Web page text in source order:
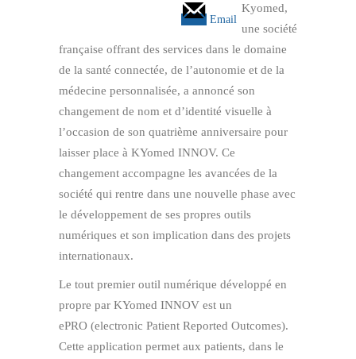
Email
Kyomed,
une société
française offrant des services dans le domaine
de la santé connectée, de l’autonomie et de la
médecine personnalisée, a annoncé son
changement de nom et d’identité visuelle à
l’occasion de son quatrième anniversaire pour
laisser place à KYomed INNOV. Ce
changement accompagne les avancées de la
société qui rentre dans une nouvelle phase avec
le développement de ses propres outils
numériques et son implication dans des projets
internationaux.
Le tout premier outil numérique développé en
propre par KYomed INNOV est un
ePRO (electronic Patient Reported Outcomes).
Cette application permet aux patients, dans le